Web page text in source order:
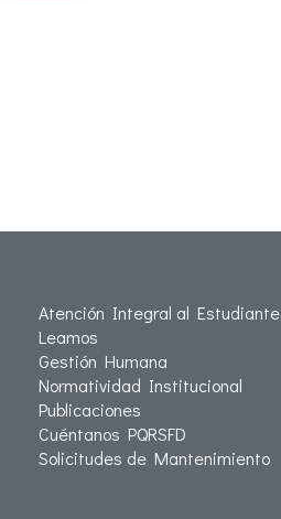
Atención Integral al Estudiante
Leamos
Gestión Humana
Normatividad Institucional
Publicaciones
Cuéntanos PQRSFD
Solicitudes de Mantenimiento